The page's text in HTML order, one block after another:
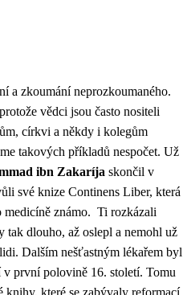
a zkoumání neprozkoumaného.
vědci jsou často nositeli
církvi a někdy i kolegům
takových příkladů nespočet. Už
ibn Zakaríja skončil v
své knize Continens Liber, která
medicíně známo. Ti rozkázali
dlouho, až oslepl a nemohl už
Dalším nešťastným lékařem byl
v první polovině 16. století. Tomu
knihy, které se zabývaly reformací